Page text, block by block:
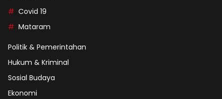
Covid 19
Mataram
Politik & Pemerintahan
Hukum & Kriminal
Sosial Budaya
Ekonomi